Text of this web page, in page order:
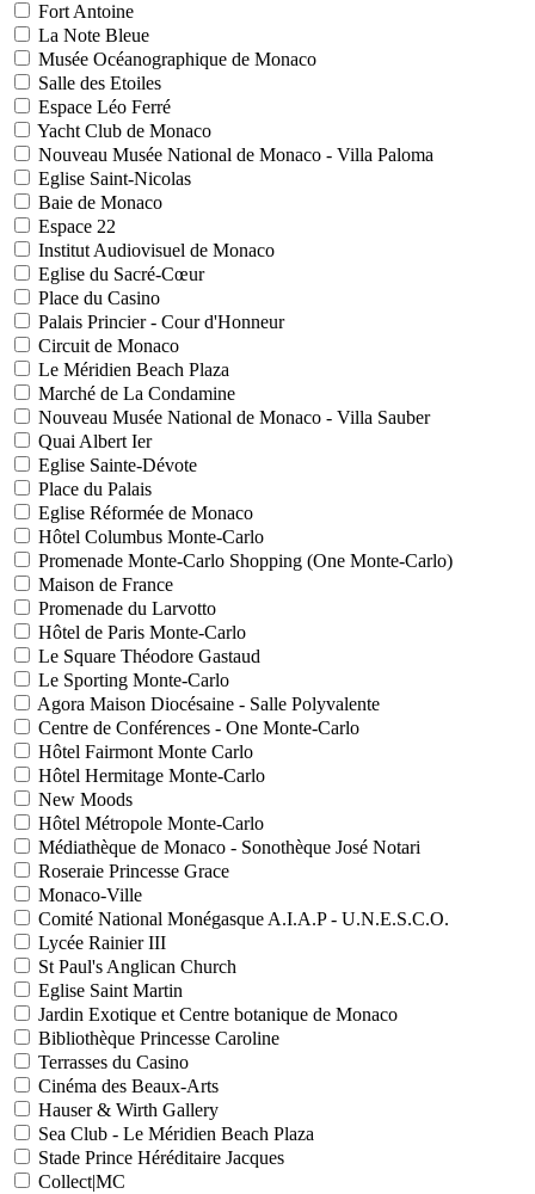
Fort Antoine
La Note Bleue
Musée Océanographique de Monaco
Salle des Etoiles
Espace Léo Ferré
Yacht Club de Monaco
Nouveau Musée National de Monaco - Villa Paloma
Eglise Saint-Nicolas
Baie de Monaco
Espace 22
Institut Audiovisuel de Monaco
Eglise du Sacré-Cœur
Place du Casino
Palais Princier - Cour d'Honneur
Circuit de Monaco
Le Méridien Beach Plaza
Marché de La Condamine
Nouveau Musée National de Monaco - Villa Sauber
Quai Albert Ier
Eglise Sainte-Dévote
Place du Palais
Eglise Réformée de Monaco
Hôtel Columbus Monte-Carlo
Promenade Monte-Carlo Shopping (One Monte-Carlo)
Maison de France
Promenade du Larvotto
Hôtel de Paris Monte-Carlo
Le Square Théodore Gastaud
Le Sporting Monte-Carlo
Agora Maison Diocésaine - Salle Polyvalente
Centre de Conférences - One Monte-Carlo
Hôtel Fairmont Monte Carlo
Hôtel Hermitage Monte-Carlo
New Moods
Hôtel Métropole Monte-Carlo
Médiathèque de Monaco - Sonothèque José Notari
Roseraie Princesse Grace
Monaco-Ville
Comité National Monégasque A.I.A.P - U.N.E.S.C.O.
Lycée Rainier III
St Paul's Anglican Church
Eglise Saint Martin
Jardin Exotique et Centre botanique de Monaco
Bibliothèque Princesse Caroline
Terrasses du Casino
Cinéma des Beaux-Arts
Hauser & Wirth Gallery
Sea Club - Le Méridien Beach Plaza
Stade Prince Héréditaire Jacques
Collect|MC